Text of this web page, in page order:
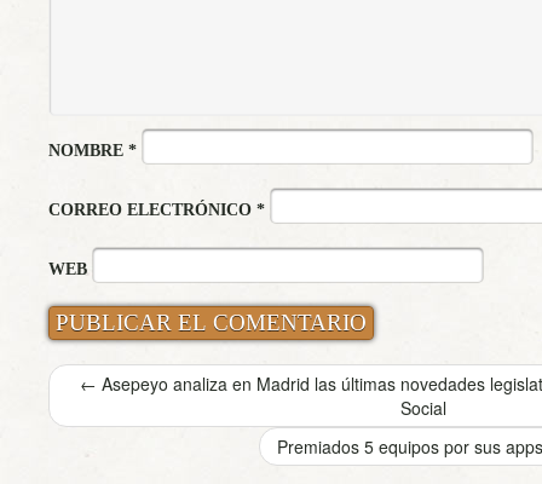
NOMBRE *
CORREO ELECTRÓNICO *
WEB
← Asepeyo analiza en Madrid las últimas novedades
Social
Premiados 5 equipos por sus